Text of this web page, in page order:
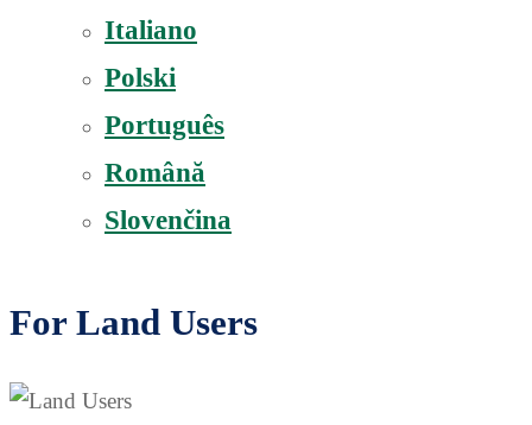
Italiano
Polski
Português
Română
Slovenčina
For Land Users